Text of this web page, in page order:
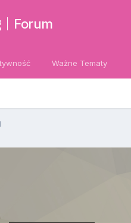
Forum
Ważne Tematy